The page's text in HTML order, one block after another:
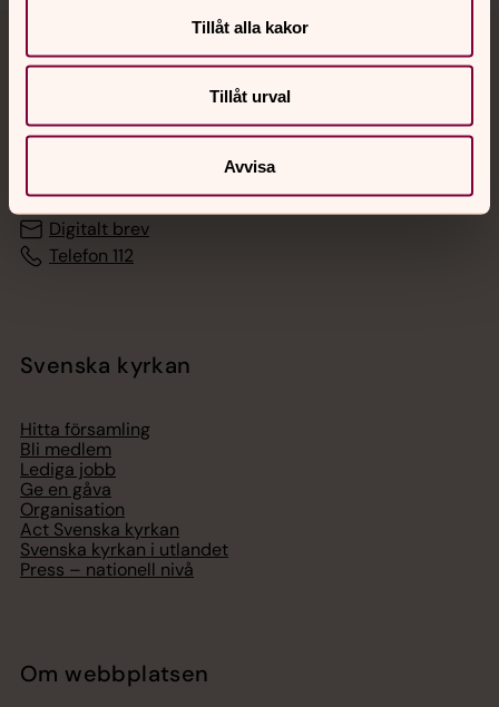
Tillåt alla kakor
Tillåt urval
Avvisa
Jourhavande präst
med en präst på kvällar och nätter.
Chatt
Digitalt brev
Telefon 112
Svenska kyrkan
Hitta församling
Bli medlem
Lediga jobb
Ge en gåva
Organisation
Act Svenska kyrkan
Svenska kyrkan i utlandet
Press – nationell nivå
Om webbplatsen